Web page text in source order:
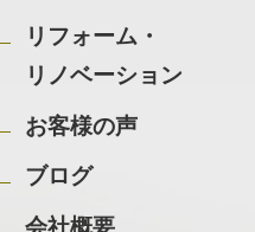
リフォーム・
リノベーション
お客様の声
ブログ
会社概要